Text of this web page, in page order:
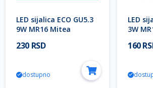
LED sijalica ECO GU5.3
9W MR16 Mitea
230 RSD
dostupno
LED
3W
160